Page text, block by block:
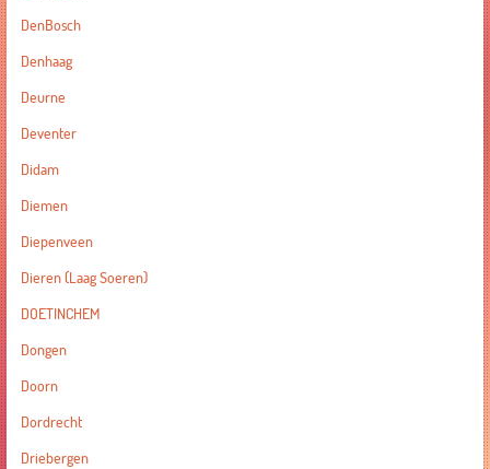
DenBosch
Denhaag
Deurne
Deventer
Didam
Diemen
Diepenveen
Dieren (Laag Soeren)
DOETINCHEM
Dongen
Doorn
Dordrecht
Driebergen